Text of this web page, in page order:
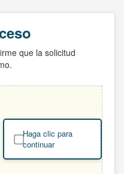
que la solicitud
Haga clic para
continuar